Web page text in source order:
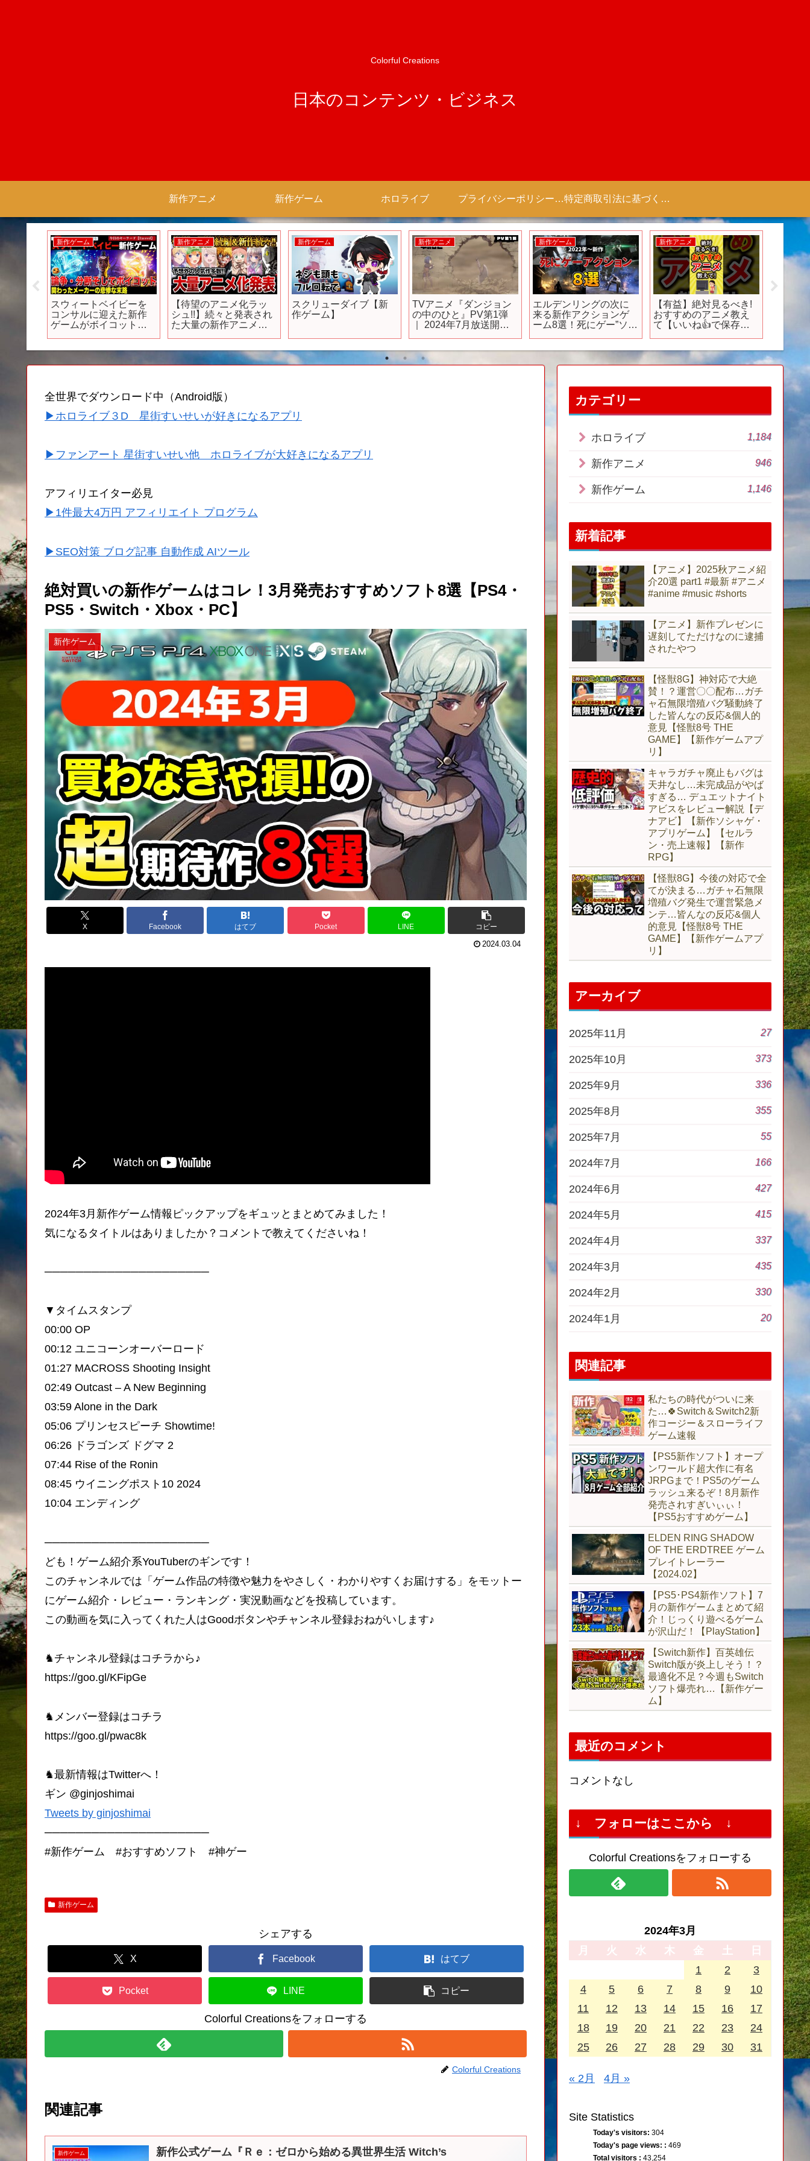
Colorful Creations
日本のコンテンツ・ビジネス
新作アニメ 新作ゲーム ホロライブ プライバシーポリシー 【Colorful Creation】 特定商取引法に基づく表記（商取引に関する開示）
新作ゲーム
【朝活】雑談｜新作ゲ
ームラッシュ｜MMD真
面目に勉強したよ
新作アニメ
ONE PIECE 1107話予
告「戦慄！研究所へ忍
び寄る魔の手」
新作ゲーム
超話題のゲーム！売上
本数が1億超えそうな最
(PS5,PC,XBOX,Switch2
)｜『ボーダーランズ4』
新作ゲーム
『スター・ウォーズ 無
法者たち』ゲーム概要
トレーラー
新作ゲーム
【夏休みにおすすめ】
後悔しないアクション
ゲーム15選！
新作アニメ
浮遊スクロール
（short）Fuyuusukurol
紹介バージョン #anime
全世界でダウンロード中（Android版）
▶ホロライブ３D 星街すいせいが好きになるアプリ
▶ファンアート 星街すいせい他 ホロライブが大好きになるアプリ
アフィリエイター必見
▶1件最大4万円 アフィリエイト プログラム
▶SEO対策 ブログ記事 自動作成 AIツール
絶対買いの新作ゲームはコレ！3月発売おすすめソフト8選【PS4・
PS5・Switch・Xbox・PC】
新作ゲーム
X Facebook はてブ Pocket LINE コピー
2024.03.04
2024年3月新作ゲーム情報ピックアップをギュッとまとめてみました！
気になるタイトルはありましたか？コメントで教えてくださいね！
─────────────────────
▼タイムスタンプ
00:00 OP
00:12 ユニコーンオーバーロード
01:27 MACROSS Shooting Insight
02:49 Outcast – A New Beginning
03:59 Alone in the Dark
05:06 プリンセスピーチ Showtime!
06:26 ドラゴンズ ドグマ 2
07:44 Rise of the Ronin
08:45 ウイニングポスト10 2024
10:04 エンディング
─────────────────────
ども！ゲーム紹介系YouTuberのギンです！
このチャンネルでは「ゲーム作品の特徴や魅力をやさしく・わかりやすくお届けする」をモットー
にゲーム紹介・レビュー・ランキング・実況動画などを投稿しています。
この動画を気に入ってくれた人はGoodボタンやチャンネル登録おねがいします♪
♞チャンネル登録はコチラから♪
https://goo.gl/KFipGe
♞メンバー登録はコチラ
https://goo.gl/pwac8k
♞最新情報はTwitterへ！
ギン @ginjoshimai
Tweets by ginjoshimai
─────────────────────
#新作ゲーム #おすすめソフト #神ゲー
新作ゲーム
シェアする
X Facebook はてブ
Pocket LINE コピー
Colorful Creationsをフォローする
Colorful Creations
関連記事
新作ゲーム 新作公式ゲーム『Ｒｅ：ゼロから始める異世界生活 Witch’s
カテゴリー
ホロライブ 1,184
新作アニメ 946
新作ゲーム 1,146
新着記事
【アニメ】2025秋アニメ紹
介20選 part1 #最新 #アニメ
#anime #music #shorts
【アニメ】新作プレゼンに
遅刻してただけなのに逮捕
されたやつ
【怪獣8G】神対応で大絶
賛！？運営〇〇配布…ガチ
ャ石無限増殖バグ騒動終了
した皆んなの反応&個人的
意見【怪獣8号 THE
GAME】【新作ゲームアプ
リ】
キャラガチャ廃止もバグは
天井なし…未完成品がやば
すぎる… デュエットナイト
アビスをレビュー解説【デ
ナアビ】【新作ソシャゲ・
アプリゲーム】【セルラ
ン・売上速報】【新作
RPG】
【怪獣8G】今後の対応で全
てが決まる…ガチャ石無限
増殖バグ発生で運営緊急メ
ンテ…皆んなの反応&個人
的意見【怪獣8号 THE
GAME】【新作ゲームアプ
リ】
アーカイブ
2025年11月 27
2025年10月 373
2025年9月 336
2025年8月 355
2025年7月 55
2024年7月 166
2024年6月 427
2024年5月 415
2024年4月 337
2024年3月 435
2024年2月 330
2024年1月 20
関連記事
私たちの時代がついに来
た…🍀Switch＆Switch2新
作コージー＆スローライフ
ゲーム速報
【PS5新作ソフト】オープ
ンワールド超大作に有名
JRPGまで！PS5のゲーム
ラッシュ来るぞ！8月新作
発売されすぎいぃぃ！
【PS5おすすめゲーム】
ELDEN RING SHADOW
OF THE ERDTREE ゲーム
プレイトレーラー
【2024.02】
【PS5･PS4新作ソフト】7
月の新作ゲームまとめて紹
介！じっくり遊べるゲーム
が沢山だ！【PlayStation】
【Switch新作】百英雄伝
Switch版が炎上しそう！？
最適化不足？今週もSwitch
ソフト爆売れ…【新作ゲー
ム】
最近のコメント
コメントなし
↓ フォローはここから ↓
Colorful Creationsをフォローする
2024年3月
月
火 水 木 金 土
日
1
2
3
4
5 6 7 8 9
10
11
12 13 14 15 16
17
18
19 20 21 22 23
24
25
26 27 28 29 30 31
« 2月 4月 »
Site Statistics
Today's visitors: 304
Today's page views: : 469
Total visitors : 43,254